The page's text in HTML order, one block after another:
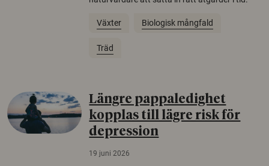
Växter Biologisk mångfald
Träd
Längre pappaledighet
kopplas till lägre risk för
depression
19 juni 2026